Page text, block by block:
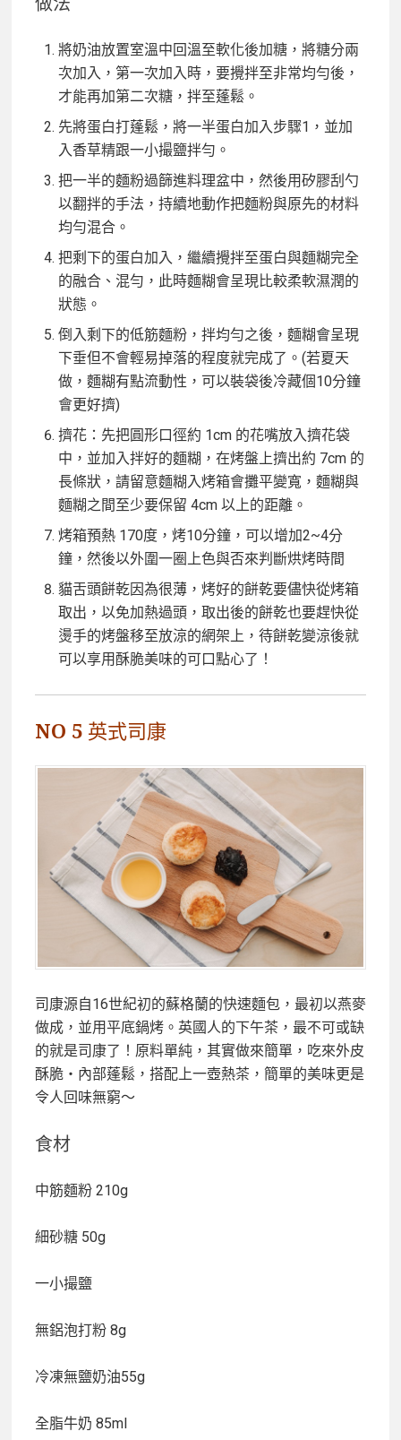
將奶油放置室溫中回溫至軟化後加糖，將糖分兩
次加入，第一次加入時，要攪拌至非常均勻後，
才能再加第二次糖，拌至蓬鬆。
先將蛋白打蓬鬆，將一半蛋白加入步驟1，並加
入香草精跟一小撮鹽拌勻。
把一半的麵粉過篩進料理盆中，然後用矽膠刮勺
以翻拌的手法，持續地動作把麵粉與原先的材料
均勻混合。
把剩下的蛋白加入，繼續攪拌至蛋白與麵糊完全
的融合、混勻，此時麵糊會呈現比較柔軟濕潤的
狀態。
倒入剩下的低筋麵粉，拌均勻之後，麵糊會呈現
下垂但不會輕易掉落的程度就完成了。(若夏天
做，麵糊有點流動性，可以裝袋後冷藏個10分鐘
會更好擠)
擠花：先把圓形口徑約 1cm 的花嘴放入擠花袋
中，並加入拌好的麵糊，在烤盤上擠出約 7cm 的
長條狀，請留意麵糊入烤箱會攤平變寬，麵糊與
麵糊之間至少要保留 4cm 以上的距離。
烤箱預熱 170度，烤10分鐘，可以增加2~4分
鐘，然後以外圍一圈上色與否來判斷烘烤時間
貓舌頭餅乾因為很薄，烤好的餅乾要儘快從烤箱
取出，以免加熱過頭，取出後的餅乾也要趕快從
燙手的烤盤移至放涼的網架上，待餅乾變涼後就
可以享用酥脆美味的可口點心了！
NO 5 英式司康
司康源自16世紀初的蘇格蘭的快速麵包，最初以燕麥
做成，並用平底鍋烤。英國人的下午茶，最不可或缺
的就是司康了！原料單純，其實做來簡單，吃來外皮
酥脆・內部蓬鬆，搭配上一壺熱茶，簡單的美味更是
令人回味無窮～
食材
中筋麵粉 210g
細砂糖 50g
一小撮鹽
無鋁泡打粉 8g
冷凍無鹽奶油55g
全脂牛奶 85ml